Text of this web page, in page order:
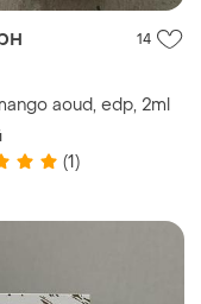
14
aoud, edp, 2ml
(1)